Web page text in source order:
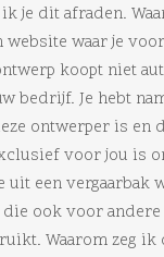
je dit afraden.
website waar je
koopt niet
bedrijf. Je hebt
ontwerper is en
voor jou is
uit een vergaarbak
ook voor
Waarom zeg ik